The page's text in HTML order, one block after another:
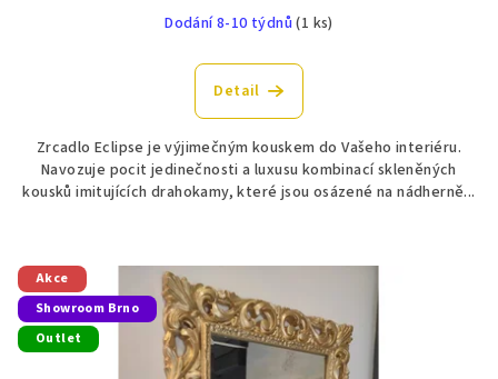
Dodání 8-10 týdnů(1 ks)
Detail
Zrcadlo Eclipse je výjimečným kouskem do Vašeho interiéru.
Navozuje pocit jedinečnosti a luxusu kombinací skleněných
kousků imitujících drahokamy, které jsou osázené na nádherně...
Akce
Showroom Brno
Outlet